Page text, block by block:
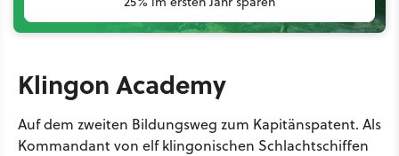
Klingon Academy
Auf dem zweiten Bildungsweg zum Kapitänspatent. Als
Kommandant von elf klingonischen Schlachtschiffen